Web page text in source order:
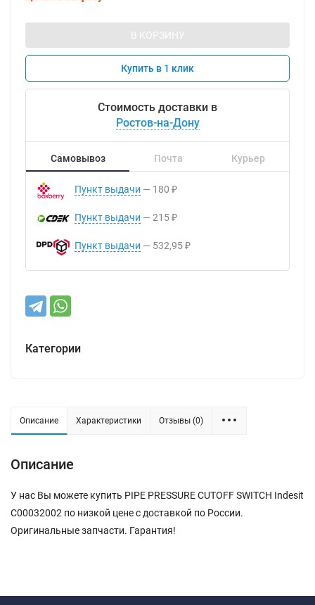
В КОРЗИНУ
Купить в 1 клик
Стоимость доставки в
Ростов-на-Дону
Самовывоз Почта Курьер
Пункт выдачи 180 ₽
Пункт выдачи 215 ₽
Пункт выдачи 532,95 ₽
Категории
Описание Характеристики Отзывы (0)
Описание
У нас Вы можете купить PIPE PRESSURE CUTOFF SWITCH Indesit
C00032002 по низкой цене с доставкой по России.
Оригинальные запчасти. Гарантия!